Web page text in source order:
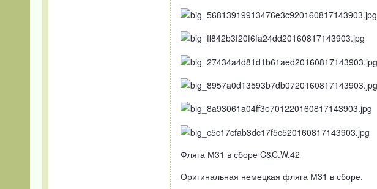
Фляга М31 в сборе C&C.W.42
Оригинальная немецкая фляга М31 в сборе.